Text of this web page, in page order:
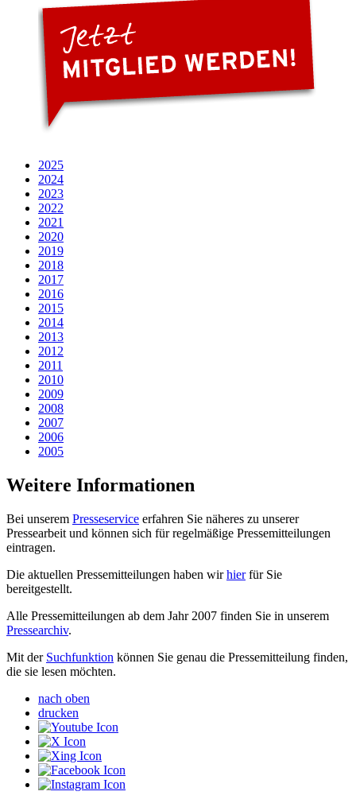
2025
2024
2023
2022
2021
2020
2019
2018
2017
2016
2015
2014
2013
2012
2011
2010
2009
2008
2007
2006
2005
Weitere Informationen
Bei unserem Presseservice erfahren Sie näheres zu unserer
Pressearbeit und können sich für regelmäßige Pressemitteilungen
eintragen.
Die aktuellen Pressemitteilungen haben wirhierfür Sie
bereitgestellt.
Alle Pressemitteilungen ab dem Jahr 2007 finden Sie in unserem
Pressearchiv.
Mit der Suchfunktion können Sie genau die Pressemitteilung finden,
die sie lesen möchten.
nach oben
drucken